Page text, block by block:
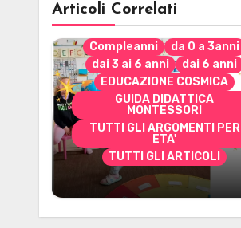
Articoli Correlati
Compleanni
da 0 a 3anni
dai 3 ai 6 anni
dai 6 anni
EDUCAZIONE COSMICA
GUIDA DIDATTICA
MONTESSORI
TUTTI GLI ARGOMENTI PER
ETA'
TUTTI GLI ARTICOLI
Alcuni materiali per
accompagnare la
Cerimonia del Sole